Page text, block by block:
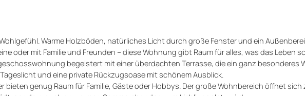
Warme Holzböden, natürliches Licht durch große Fenster und ein
oder mit Familie und Freunden – diese Wohnung gibt Raum für alles, was das Leben
begeistert mit einer überdachten Terrasse, die ein ganz besonderes
und eine private Rückzugsoase mit schönem Ausblick.
bieten genug Raum für Familie, Gäste oder Hobbys. Der große Wohnbereich öffnet sich